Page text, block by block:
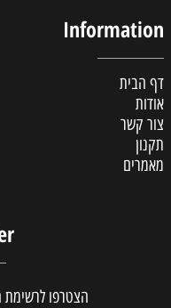
Information
דף הבית
אודות
צור קשר
תקנון
מאמרים
הצטרפו לרשימת